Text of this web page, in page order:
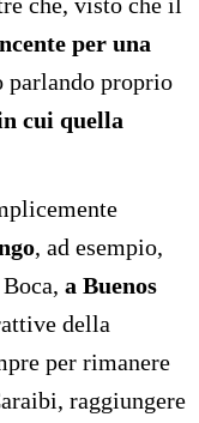
che, visto che il
per una
parlando proprio
cui quella
, ad esempio,
a Buenos
della
per rimanere
raggiungere